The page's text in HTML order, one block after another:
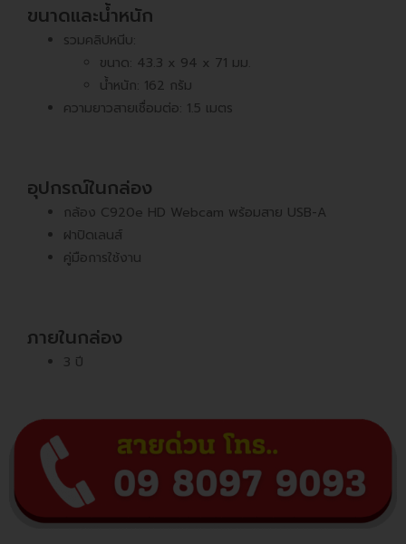
ขนาดและน้ำหนัก
รวมคลิปหนีบ:
ขนาด: 43.3 x 94 x 71 มม.
น้ำหนัก: 162 กรัม
ความยาวสายเชื่อมต่อ: 1.5 เมตร
อุปกรณ์ในกล่อง
กล้อง C920e HD Webcam พร้อมสาย USB-A
ฝาปิดเลนส์
คู่มือการใช้งาน
ภายในกล่อง
3 ปี